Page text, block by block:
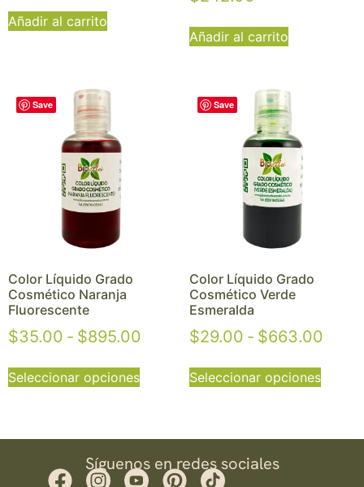
Añadir al carrito
Añadir al carrito
Save
Color Líquido Grado
Cosmético Naranja
Fluorescente
$35.00 - $895.00
Seleccionar opciones
Save
Color Líquido Grado
Cosmético Verde
Esmeralda
$29.00 - $663.00
Seleccionar opciones
Síguenos en redes sociales